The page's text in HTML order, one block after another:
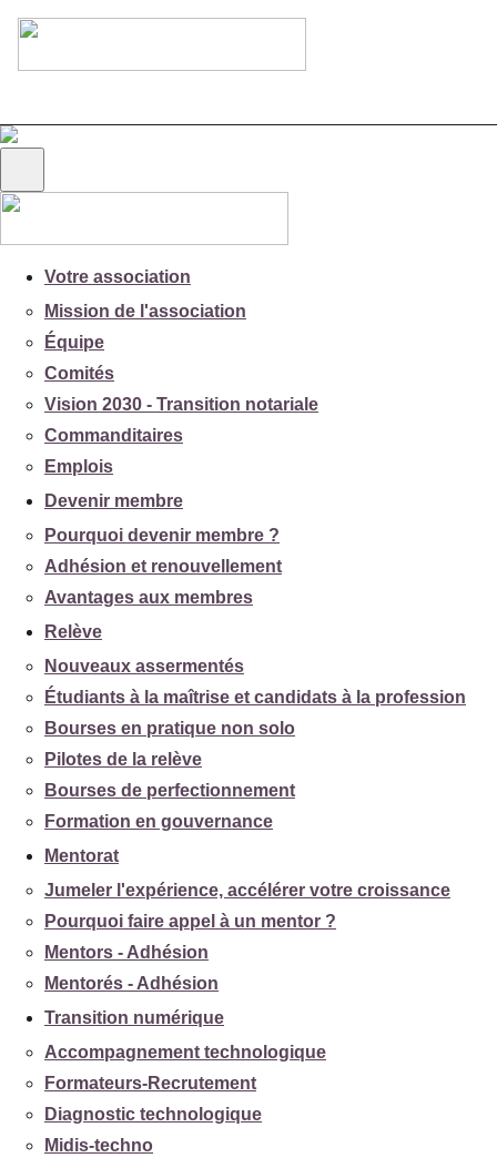
Votre association
Mission de l'association
Équipe
Comités
Vision 2030 - Transition notariale
Commanditaires
Emplois
Devenir membre
Pourquoi devenir membre ?
Adhésion et renouvellement
Avantages aux membres
Relève
Nouveaux assermentés
Étudiants à la maîtrise et candidats à la profession
Bourses en pratique non solo
Pilotes de la relève
Bourses de perfectionnement
Formation en gouvernance
Mentorat
Jumeler l'expérience, accélérer votre croissance
Pourquoi faire appel à un mentor ?
Mentors - Adhésion
Mentorés - Adhésion
Transition numérique
Accompagnement technologique
Formateurs-Recrutement
Diagnostic technologique
Midis-techno